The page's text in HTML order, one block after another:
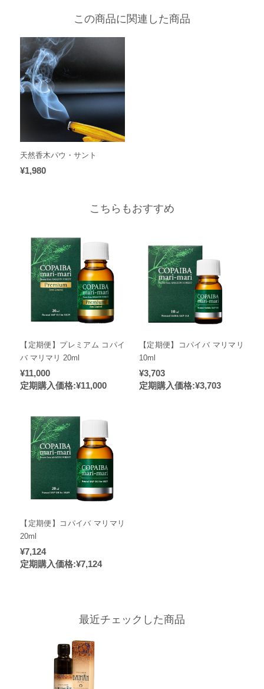
この商品に関連した商品
天然香木パウ・サント
¥1,980
こちらもおすすめ
【定期便】プレミアム コパイ
バ マリマリ 20ml
¥11,000
定期購入価格:¥11,000
【定期便】コパイバ マリマリ
10ml
¥3,703
定期購入価格:¥3,703
【定期便】コパイバ マリマリ
20ml
¥7,124
定期購入価格:¥7,124
最近チェックした商品